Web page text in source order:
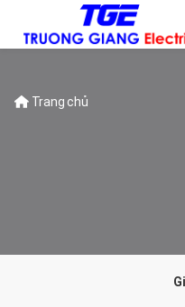
Trang chủ